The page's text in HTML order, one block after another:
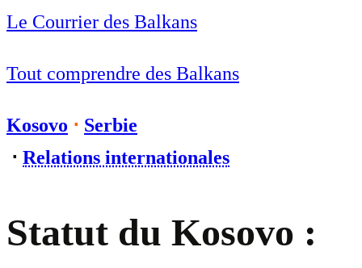
Le Courrier des Balkans
Tout comprendre des Balkans
Kosovo ⋅ Serbie
⋅ Relations internationales
Statut du Kosovo :